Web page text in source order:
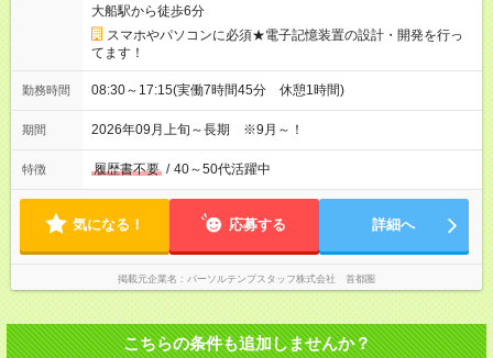
大船駅から徒歩6分
スマホやパソコンに必須★電子記憶装置の設計・開発を行っ
てます！
勤務時間 08:30～17:15(実働7時間45分 休憩1時間)
期間 2026年09月上旬～長期 ※9月～！
特徴 履歴書不要 / 40～50代活躍中
気になる！ 応募する 詳細へ
掲載元企業名 パーソルテンプスタッフ株式会社 首都圏
こちらの条件も追加しませんか？